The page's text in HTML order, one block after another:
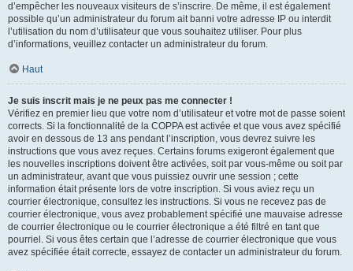
d’empêcher les nouveaux visiteurs de s’inscrire. De même, il est également
possible qu’un administrateur du forum ait banni votre adresse IP ou interdit
l’utilisation du nom d’utilisateur que vous souhaitez utiliser. Pour plus
d’informations, veuillez contacter un administrateur du forum.
Haut
Je suis inscrit mais je ne peux pas me connecter !
Vérifiez en premier lieu que votre nom d’utilisateur et votre mot de passe soient
corrects. Si la fonctionnalité de la COPPA est activée et que vous avez spécifié
avoir en dessous de 13 ans pendant l’inscription, vous devrez suivre les
instructions que vous avez reçues. Certains forums exigeront également que
les nouvelles inscriptions doivent être activées, soit par vous-même ou soit par
un administrateur, avant que vous puissiez ouvrir une session ; cette
information était présente lors de votre inscription. Si vous aviez reçu un
courrier électronique, consultez les instructions. Si vous ne recevez pas de
courrier électronique, vous avez probablement spécifié une mauvaise adresse
de courrier électronique ou le courrier électronique a été filtré en tant que
pourriel. Si vous êtes certain que l’adresse de courrier électronique que vous
avez spécifiée était correcte, essayez de contacter un administrateur du forum.